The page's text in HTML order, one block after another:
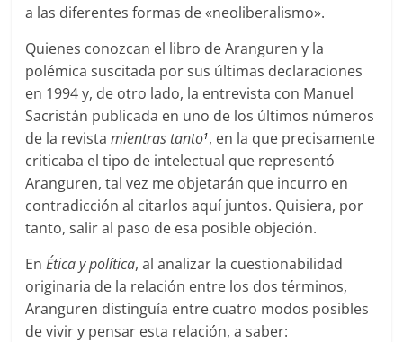
a las diferentes formas de «neoliberalismo».
Quienes conozcan el libro de Aranguren y la
polémica suscitada por sus últimas declaraciones
en 1994 y, de otro lado, la entrevista con Manuel
Sacristán publicada en uno de los últimos números
de la revistamientras tanto1, en la que precisamente
criticaba el tipo de intelectual que representó
Aranguren, tal vez me objetarán que incurro en
contradicción al citarlos aquí juntos. Quisiera, por
tanto, salir al paso de esa posible objeción.
EnÉtica y política, al analizar la cuestionabilidad
originaria de la relación entre los dos términos,
Aranguren distinguía entre cuatro modos posibles
de vivir y pensar esta relación, a saber: